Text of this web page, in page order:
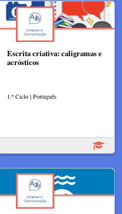
Escrita criativa: caligramas e
acrósticos
1.º Ciclo | Português